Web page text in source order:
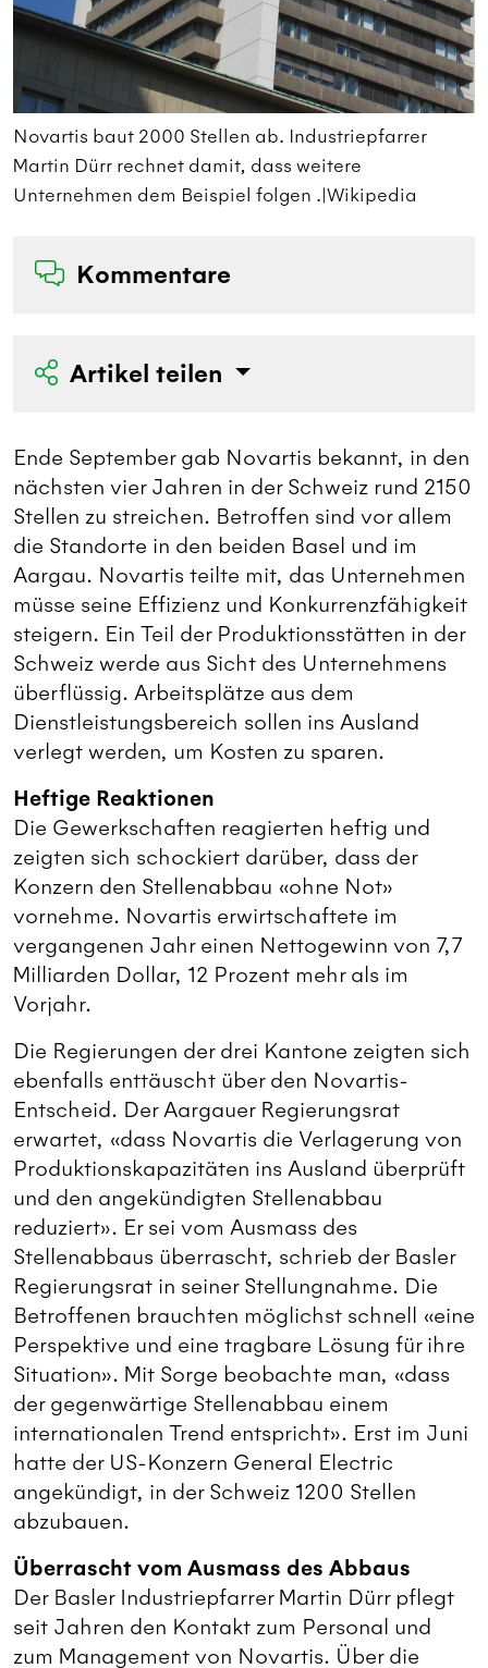
Novartis baut 2000 Stellen ab. Industriepfarrer
Martin Dürr rechnet damit, dass weitere
Unternehmen dem Beispiel folgen .|Wikipedia
Kommentare
Artikel teilen
Ende September gab Novartis bekannt, in den
nächsten vier Jahren in der Schweiz rund 2150
Stellen zu streichen. Betroffen sind vor allem
die Standorte in den beiden Basel und im
Aargau. Novartis teilte mit, das Unternehmen
müsse seine Effizienz und Konkurrenzfähigkeit
steigern. Ein Teil der Produktionsstätten in der
Schweiz werde aus Sicht des Unternehmens
überflüssig. Arbeitsplätze aus dem
Dienstleistungsbereich sollen ins Ausland
verlegt werden, um Kosten zu sparen.
Heftige Reaktionen
Die Gewerkschaften reagierten heftig und
zeigten sich schockiert darüber, dass der
Konzern den Stellenabbau «ohne Not»
vornehme. Novartis erwirtschaftete im
vergangenen Jahr einen Nettogewinn von 7,7
Milliarden Dollar, 12 Prozent mehr als im
Vorjahr.
Die Regierungen der drei Kantone zeigten sich
ebenfalls enttäuscht über den Novartis-
Entscheid. Der Aargauer Regierungsrat
erwartet, «dass Novartis die Verlagerung von
Produktionskapazitäten ins Ausland überprüft
und den angekündigten Stellenabbau
reduziert». Er sei vom Ausmass des
Stellenabbaus überrascht, schrieb der Basler
Regierungsrat in seiner Stellungnahme. Die
Betroffenen brauchten möglichst schnell «eine
Perspektive und eine tragbare Lösung für ihre
Situation». Mit Sorge beobachte man, «dass
der gegenwärtige Stellenabbau einem
internationalen Trend entspricht». Erst im Juni
hatte der US-Konzern General Electric
angekündigt, in der Schweiz 1200 Stellen
abzubauen.
Überrascht vom Ausmass des Abbaus
Der Basler Industriepfarrer Martin Dürr pflegt
seit Jahren den Kontakt zum Personal und
zum Management von Novartis. Über die